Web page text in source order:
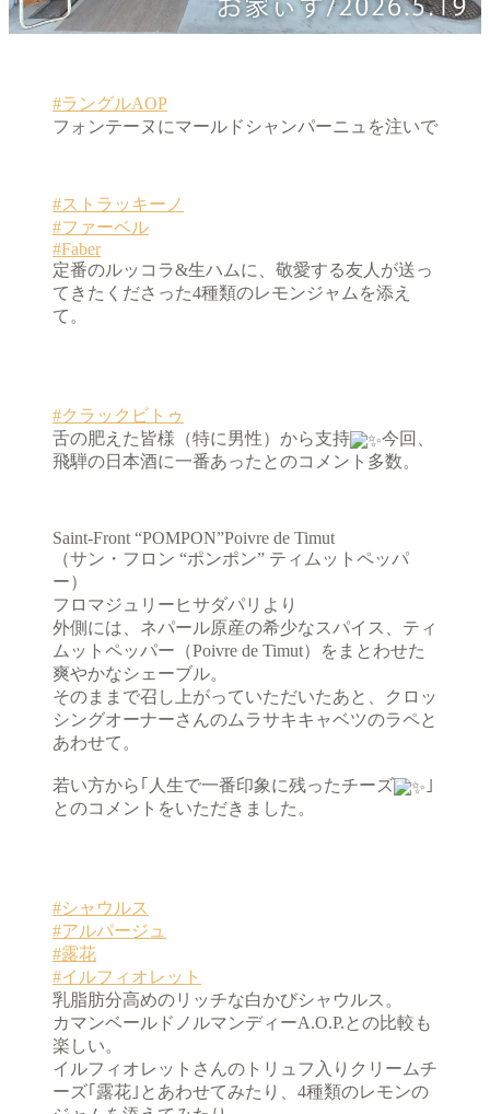
#ラングルAOP
フォンテーヌにマールドシャンパーニュを注いで
#ストラッキーノ
#ファーベル
#Faber
定番のルッコラ&生ハムに、敬愛する友人が送っ
てきたくださった4種類のレモンジャムを添え
て。
#クラックビトゥ
舌の肥えた皆様（特に男性）から支持
今回、
飛騨の日本酒に一番あったとのコメント多数。
Saint-Front “POMPON”Poivre de Timut
（サン・フロン “ポンポン” ティムットペッパ
ー）
フロマジュリーヒサダパリより
外側には、ネパール原産の希少なスパイス、ティ
ムットペッパー（Poivre de Timut）をまとわせた
爽やかなシェーブル。
そのままで召し上がっていただいたあと、クロッ
シングオーナーさんのムラサキキャベツのラペと
あわせて。
若い方から｢人生で一番印象に残ったチーズ
｣
とのコメントをいただきました。
#シャウルス
#アルパージュ
#露花
#イルフィオレット
乳脂肪分高めのリッチな白かびシャウルス。
カマンベールドノルマンディーA.O.P.との比較も
楽しい。
イルフィオレットさんのトリュフ入りクリームチ
ーズ｢露花｣とあわせてみたり、4種類のレモンの